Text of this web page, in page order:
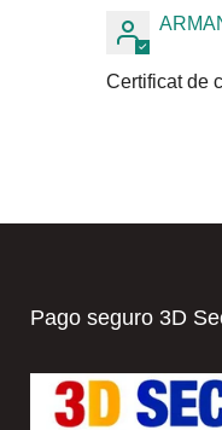
Certificat de
Pago seguro 3D